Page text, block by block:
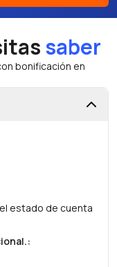
saber
bonificación en
estado de cuenta
: